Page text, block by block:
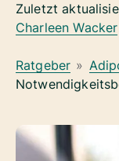
Zuletzt
Charleen Wacker
Ratgeber »